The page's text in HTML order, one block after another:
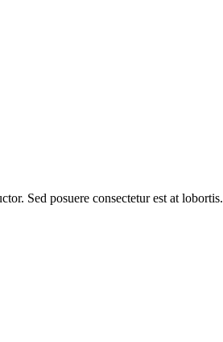
Sed posuere consectetur est at lobortis.